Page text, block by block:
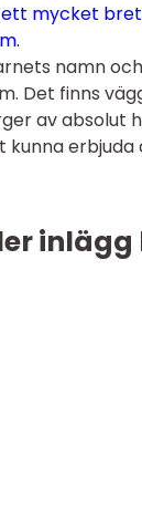
mycket
namn
Det finns
av absolut
inlägg